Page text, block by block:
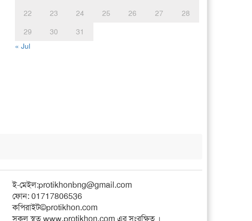
22
23 24 25 26 27
28
29
30
31
« Jul
ই-মেইল:protikhonbng@gmail.com
ফোন: 01717806536
কপিরাইট©protikhon.com
সকল স্বত্ব www.protikhon.com এর সংরক্ষিত ।